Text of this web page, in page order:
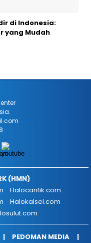
di Indonesia:
yang Mudah
(HMN)
Halocantik.com
Halokalsel.com
PEDOMAN MEDIA